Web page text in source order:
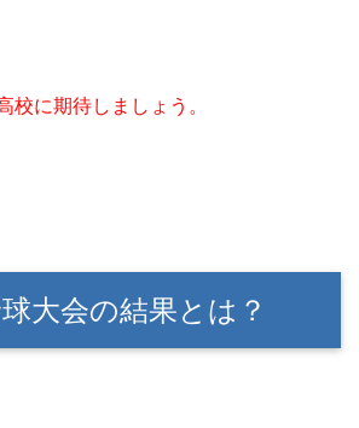
校に期待しましょう。
大会の結果とは？